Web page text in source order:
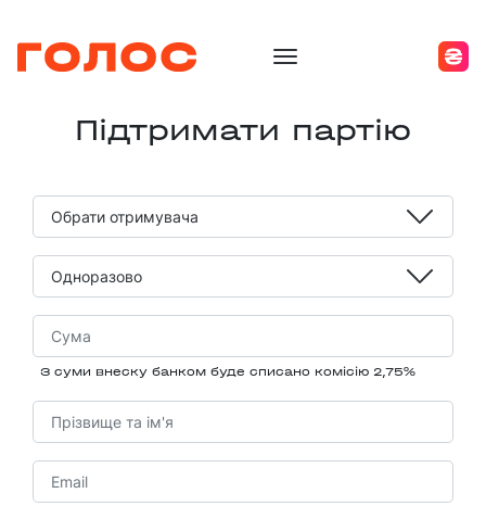
Підтримати партію
З суми внеску банком буде списано комісію 2,75%